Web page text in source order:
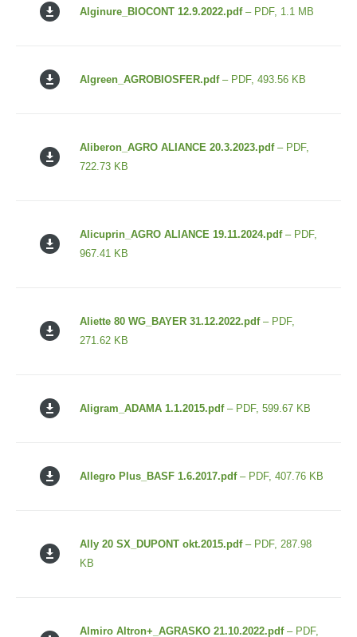
Alginure_BIOCONT 12.9.2022.pdf– PDF, 1.1 MB
Algreen_AGROBIOSFER.pdf– PDF, 493.56 KB
Aliberon_AGRO ALIANCE 20.3.2023.pdf– PDF,
722.73 KB
Alicuprin_AGRO ALIANCE 19.11.2024.pdf– PDF,
967.41 KB
Aliette 80 WG_BAYER 31.12.2022.pdf– PDF,
271.62 KB
Aligram_ADAMA 1.1.2015.pdf– PDF, 599.67 KB
Allegro Plus_BASF 1.6.2017.pdf– PDF, 407.76 KB
Ally 20 SX_DUPONT okt.2015.pdf– PDF, 287.98
KB
Almiro Altron+_AGRASKO 21.10.2022.pdf– PDF,